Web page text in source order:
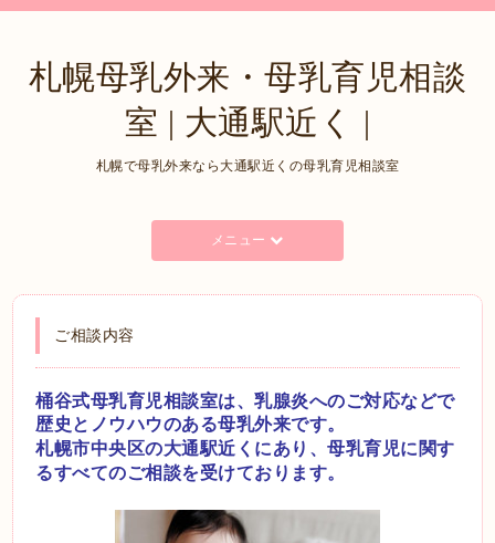
札幌母乳外来・母乳育児相談
室 | 大通駅近く |
札幌で母乳外来なら大通駅近くの母乳育児相談室
メニュー
ご相談内容
桶谷式母乳育児相談室は、乳腺炎へのご対応などで
歴史とノウハウのある母乳外来です。
札幌市中央区の大通駅近くにあり、母乳育児に関す
るすべてのご相談を受けております。